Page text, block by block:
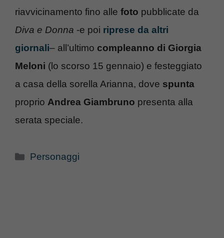
riavvicinamento fino alle foto pubblicate da
Diva e Donna -e poi riprese da altri
giornali– all’ultimo compleanno di Giorgia
Meloni (lo scorso 15 gennaio) e festeggiato
a casa della sorella Arianna, dove spunta
proprio Andrea Giambruno presenta alla
serata speciale.
Categorie
Personaggi